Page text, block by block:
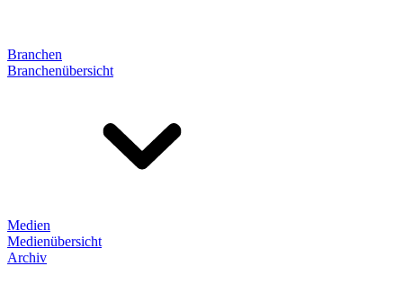
Branchen
Branchenübersicht
Medien
Medienübersicht
Archiv